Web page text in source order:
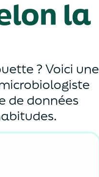
la
? Voici une
de données